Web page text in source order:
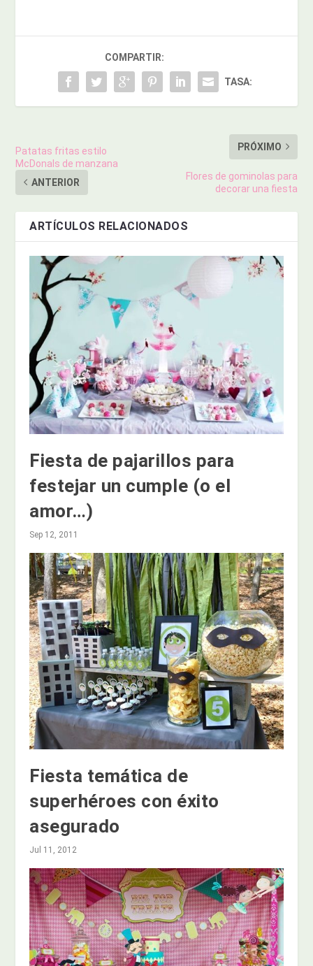
COMPARTIR:
TASA:
Patatas fritas estilo
McDonals de manzana
ANTERIOR
PRÓXIMO
Flores de gominolas para
decorar una fiesta
ARTÍCULOS RELACIONADOS
Fiesta de pajarillos para
festejar un cumple (o el
amor…)
Sep 12, 2011
Fiesta temática de
superhéroes con éxito
asegurado
Jul 11, 2012